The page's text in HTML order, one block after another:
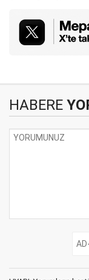
HABERE